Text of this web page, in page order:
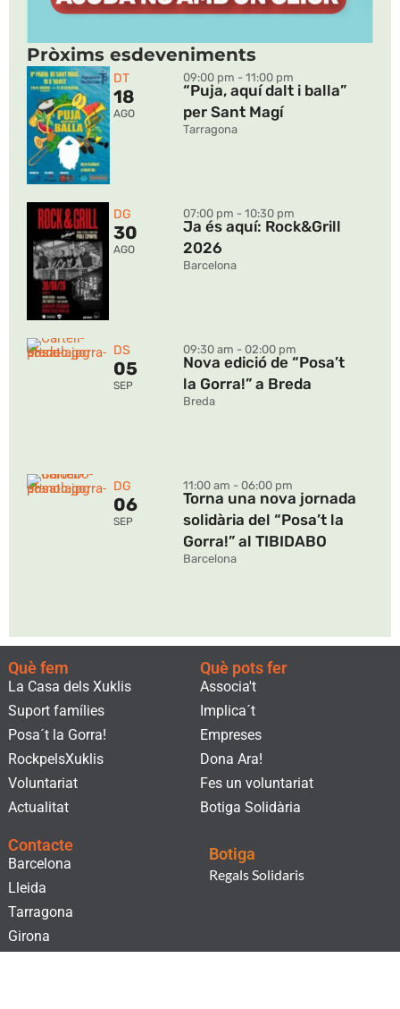
Pròxims esdeveniments
DT
18
AGO
09:00 pm - 11:00 pm
“Puja, aquí dalt i balla”
per Sant Magí
Tarragona
DG
30
AGO
07:00 pm - 10:30 pm
Ja és aquí: Rock&Grill
2026
Barcelona
DS
05
SEP
09:30 am - 02:00 pm
Nova edició de “Posa’t
la Gorra!” a Breda
Breda
DG
06
SEP
11:00 am - 06:00 pm
Torna una nova jornada
solidària del “Posa’t la
Gorra!” al TIBIDABO
Barcelona
Què fem
La Casa dels Xuklis
Suport famílies
Posa´t la Gorra!
RockpelsXuklis
Voluntariat
Actualitat
Què pots fer
Associa't
Implica´t
Empreses
Dona Ara!
Fes un voluntariat
Botiga Solidària
Contacte
Barcelona
Lleida
Tarragona
Girona
Botiga
Regals Solidaris